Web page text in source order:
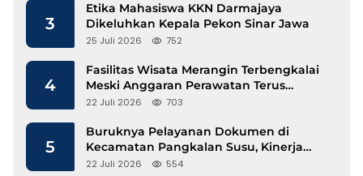
3
Etika Mahasiswa KKN Darmajaya
Dikeluhkan Kepala Pekon Sinar Jawa
25 Juli 2026 752
4
Fasilitas Wisata Merangin Terbengkalai
Meski Anggaran Perawatan Terus
Mengalir
22 Juli 2026 703
5
Buruknya Pelayanan Dokumen di
Kecamatan Pangkalan Susu, Kinerja
Disdukcapil Langkat Disorot
22 Juli 2026 554